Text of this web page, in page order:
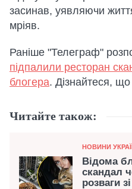
засинав, уявляючи
мріяв.
Раніше "Телеграф"
підпалили ресторан
блогера. Дізнайтеся,
Читайте також:
Категорія
НОВИНИ
Відома
скандал
розваги